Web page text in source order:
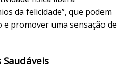
da felicidade”, que podem
promover uma sensação de